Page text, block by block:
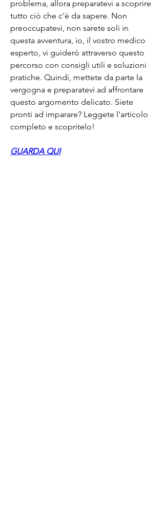
problema, allora preparatevi a scoprire
tutto ciò che c'è da sapere. Non
preoccupatevi, non sarete soli in
questa avventura, io, il vostro medico
esperto, vi guiderò attraverso questo
percorso con consigli utili e soluzioni
pratiche. Quindi, mettete da parte la
vergogna e preparatevi ad affrontare
questo argomento delicato. Siete
pronti ad imparare? Leggete l'articolo
completo e scopritelo!
GUARDA QUI